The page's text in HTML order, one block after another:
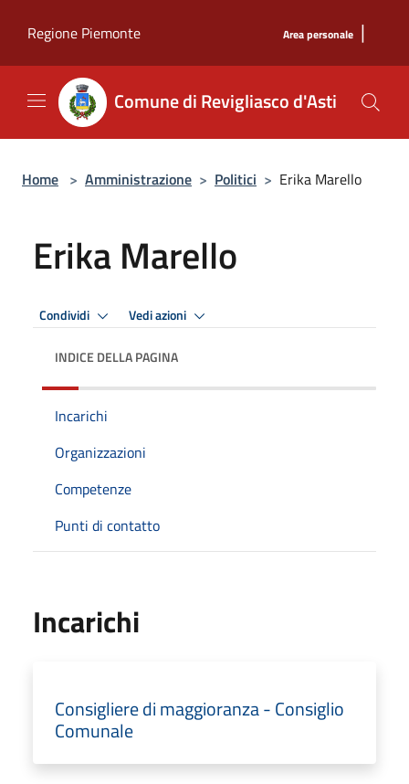
Regione Piemonte
Area personale |
Comune di Revigliasco d'Asti
Home > Amministrazione > Politici > Erika Marello
Erika Marello
Condividi Vedi azioni
INDICE DELLA PAGINA
Incarichi
Organizzazioni
Competenze
Punti di contatto
Incarichi
Consigliere di maggioranza - Consiglio
Comunale